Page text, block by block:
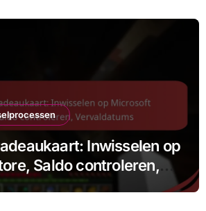
Inwisselen op
Saldo controleren,